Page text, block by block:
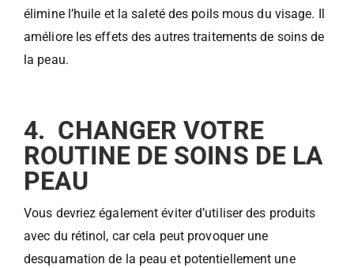
élimine l’huile et la saleté des poils mous du visage. Il
améliore les effets des autres traitements de soins de
la peau.
4. CHANGER VOTRE
ROUTINE DE SOINS DE LA
PEAU
Vous devriez également éviter d’utiliser des produits
avec du rétinol, car cela peut provoquer une
desquamation de la peau et potentiellement une